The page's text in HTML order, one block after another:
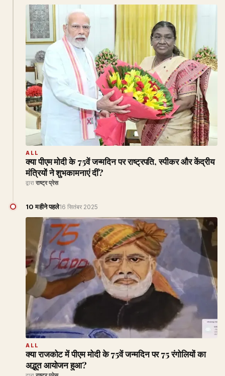
ALL
क्या पीएम मोदी के 75वें जन्मदिन पर राष्ट्रपति, स्पीकर और केंद्रीय
मंत्रियों ने शुभकामनाएं दीं?
द्वारा राष्ट्र प्रेस
10 महीने पहले16 सितंबर 2025
ALL
क्या राजकोट में पीएम मोदी के 75वें जन्मदिन पर 75 रंगोलियों का
अद्भुत आयोजन हुआ?